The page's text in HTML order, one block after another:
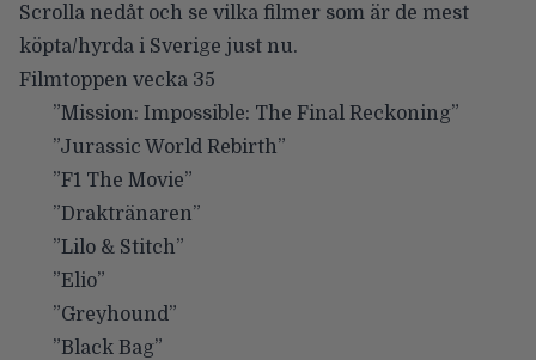
Scrolla nedåt och se vilka filmer som är de mest
köpta/hyrda i Sverige just nu.
Filmtoppen vecka 35
”Mission: Impossible: The Final Reckoning”
”Jurassic World Rebirth”
”F1 The Movie”
”Draktränaren”
”Lilo & Stitch”
”Elio”
”Greyhound”
”Black Bag”